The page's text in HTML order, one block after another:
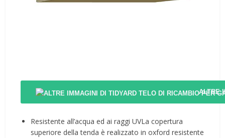
ALTRE
Resistente all’acqua ed ai raggi UVLa copertura
superiore della tenda è realizzato in oxford resistente